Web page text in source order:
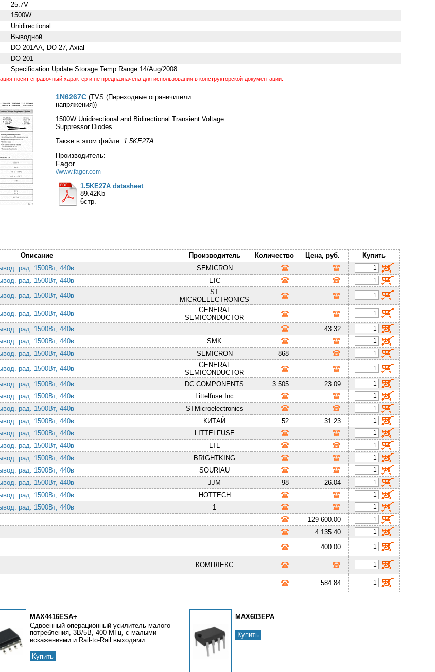
25.7V
1500W
Unidirectional
Выводной
DO-201AA, DO-27, Axial
DO-201
Specification Update Storage Temp Range 14/Aug/2008
носит справочный характер и не предназначена для использования в конструкторской документации.
1N6267C (TVS (Переходные ограничители
напряжения))
1500W Unidirectional and Bidirectional Transient Voltage
Suppressor Diodes
Также в этом файле: 1.5KE27A
Производитель:
Fagor
//www.fagor.com
1.5KE27A datasheet
89.42Kb
6стр.
Описание Производитель Количество Цена, руб.
Купить
рад. 1500Вт, 440в
SEMICRON
рад. 1500Вт, 440в
EIC
рад. 1500Вт, 440в
ST
MICROELECTRONICS
рад. 1500Вт, 440в
GENERAL
SEMICONDUCTOR
рад. 1500Вт, 440в
43.32
рад. 1500Вт, 440в
SMK
рад. 1500Вт, 440в SEMICRON
868
рад. 1500Вт, 440в
GENERAL
SEMICONDUCTOR
рад. 1500Вт, 440в DC COMPONENTS 3 505
23.09
рад. 1500Вт, 440в
Littelfuse Inc
рад. 1500Вт, 440в
STMicroelectronics
рад. 1500Вт, 440в КИТАЙ 52
31.23
рад. 1500Вт, 440в
LITTELFUSE
рад. 1500Вт, 440в
LTL
рад. 1500Вт, 440в
BRIGHTKING
рад. 1500Вт, 440в
SOURIAU
рад. 1500Вт, 440в JJM 98
26.04
рад. 1500Вт, 440в
HOTTECH
рад. 1500Вт, 440в
1
129 600.00
4 135.40
400.00
КОМПЛЕКС
584.84
MAX4416ESA+
Сдвоенный операционный усилитель малого
потребления, 3В/5В, 400 МГц, с малыми
искажениями и Rail-to-Rail выходами
Купить
MAX603EPA
Купить